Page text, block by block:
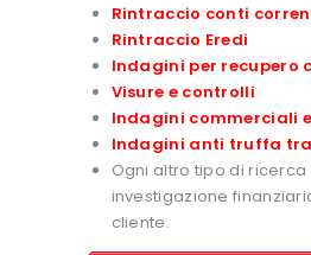
Rintraccio conti
Rintraccio Eredi
Indagini per recupero
Visure e controlli
Indagini commerciali
Indagini anti truffa
Ogni altro tipo di ricerca
investigazione
cliente.